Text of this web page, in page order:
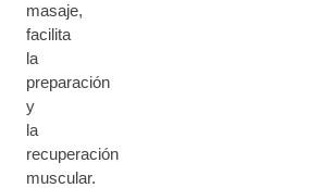
masaje,
facilita
la
preparación
y
la
recuperación
muscular.